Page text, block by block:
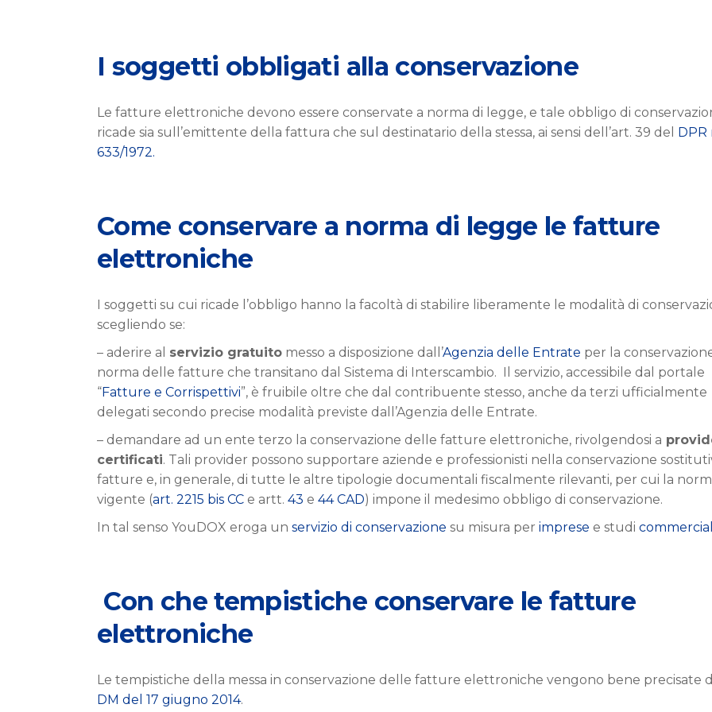
I soggetti obbligati alla conservazione
Le fatture elettroniche devono essere conservate a norma di legge, e tale obbligo di
ricade sia sull’emittente della fattura che sul destinatario della stessa, ai sensi dell’art. 39 del
DPR
633/1972.
Come conservare a norma di legge le fatture
elettroniche
I soggetti su cui ricade l’obbligo hanno la facoltà di stabilire liberamente le modalità di
scegliendo se:
– aderire al servizio gratuito messo a disposizione dall’Agenzia delle Entrate per la
norma delle fatture che transitano dal Sistema di Interscambio. Il servizio, accessibile dal portale
“Fatture e Corrispettivi”, è fruibile oltre che dal contribuente stesso, anche da terzi ufficialmente
delegati secondo precise modalità previste dall’Agenzia delle Entrate.
– demandare ad un ente terzo la conservazione delle fatture elettroniche, rivolgendosi a
certificati. Tali provider possono supportare aziende e professionisti nella conservazione
fatture e, in generale, di tutte le altre tipologie documentali fiscalmente rilevanti, per cui la
vigente (art. 2215 bis CC e artt. 43 e 44 CAD) impone il medesimo obbligo di conservazione.
In tal senso YouDOX eroga un servizio di conservazione su misura per imprese e studi
Con che tempistiche conservare le fatture
elettroniche
Le tempistiche della messa in conservazione delle fatture elettroniche vengono bene precisate
DM del 17 giugno 2014.